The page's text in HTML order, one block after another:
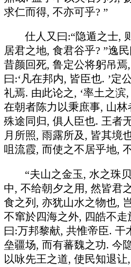
求仁而得, 不亦可乎? ”
仕人又曰:“隐遁之士,
居君之地, 食君谷乎? ”逸
昔颜回死, 鲁定公将躬吊
曰:‘凡在邦内, 皆臣也. ’定
礼焉. 由此论之, ‘率土之滨
在朝者陈力以秉庶事, 山林
殊途同归, 俱人臣也. 王者
月所照, 雨露所及, 皆其境
咀流霞, 而使之不居乎地,
“夫山之金玉, 水之珠
中, 不给朝夕之用, 然皆君
食之列, 亦犹山水之物也,
不窜於四海之外, 四皓不
曰:万邦黎献, 共惟帝臣. 干
垒疆场, 而有蕃魏之功. 今
以咏先王之道, 使民知退